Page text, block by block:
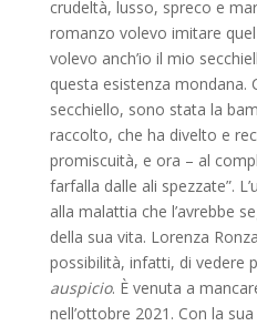
crudeltà, lusso, spreco e
romanzo volevo imitare
volevo anch’io il mio
questa esistenza mondana.
secchiello, sono stata la
raccolto, che ha divelto e
promiscuità, e ora – al
farfalla dalle ali spezzate”.
alla malattia che l’avrebbe
della sua vita. Lorenza
possibilità, infatti, di vedere
auspicio. È venuta a
nell’ottobre 2021. Con la